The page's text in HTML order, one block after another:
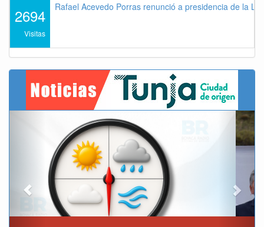
2694
Visitas
Rafael Acevedo Porras renunció a presidencia de la
Next